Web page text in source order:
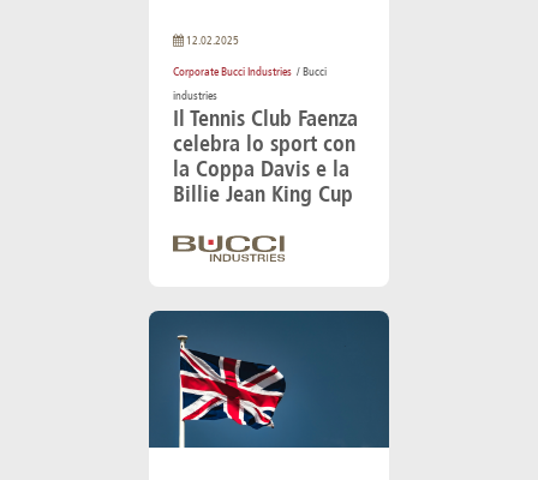
12.02.2025
Corporate Bucci Industries / Bucci
industries
Il Tennis Club Faenza
celebra lo sport con
la Coppa Davis e la
Billie Jean King Cup